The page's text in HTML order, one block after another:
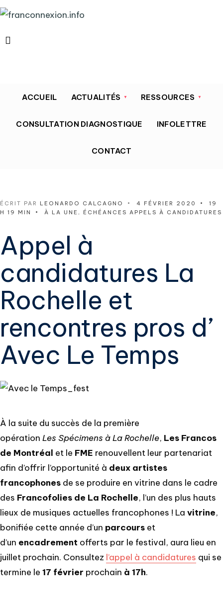
ACCUEIL ACTUALITÉS RESSOURCES
CONSULTATION DIAGNOSTIQUE INFOLETTRE
CONTACT
ÉCRIT PAR LEONARDO CALCAGNO • 4 FÉVRIER 2020 •
19
H 19 MIN
• À LA UNE , ÉCHÉANCES APPELS À CANDIDATURES
Appel à
candidatures La
Rochelle et
rencontres pros d’
Avec Le Temps
À la suite du succès de la première
opération Les Spécimens à La Rochelle, Les Francos
de Montréal et le FME renouvellent leur partenariat
afin d’offrir l’opportunité à deux artistes
francophones de se produire en vitrine dans le cadre
des Francofolies de La Rochelle, l’un des plus hauts
lieux de musiques actuelles francophones ! La vitrine,
bonifiée cette année d’un parcours et
d’un encadrement offerts par le festival, aura lieu en
juillet prochain. Consultez l’appel à candidatures qui se
termine le 17 février prochain à 17h.